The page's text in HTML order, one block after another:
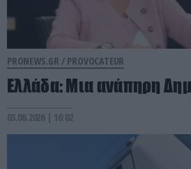
PRONEWS.GR / PROVOCATEUR
Ελλάδα: Μια ανάπηρη
03.08.2026 | 16:02